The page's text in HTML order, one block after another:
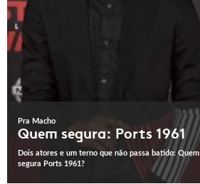
Pra Macho
Quem segura: Ports 1961
Dois atores e um terno que não passa batido: Quem
segura Ports 1961?